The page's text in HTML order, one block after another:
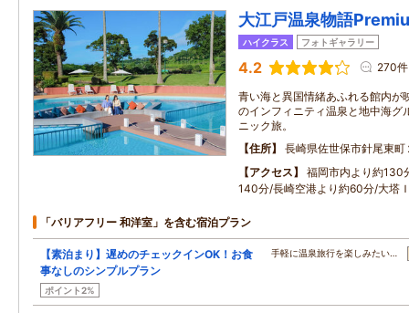
大江戸温泉物語
ハイクラス フォトギャラリー
4.2 270件
青い海と異国情緒あふれる館内が
のインフィニティ温泉と地中海グ
ニック旅。
住所
長崎県佐世保市針尾東町
アクセス
福岡市内より約130
140分/長崎空港より約60分/大塔
「バリアフリー 和洋室」を含む宿泊プラン
【素泊まり】遅めのチェックインOK！お食
事なしのシンプルプラン
ポイント2%
手軽に温泉旅行を楽しみたい…